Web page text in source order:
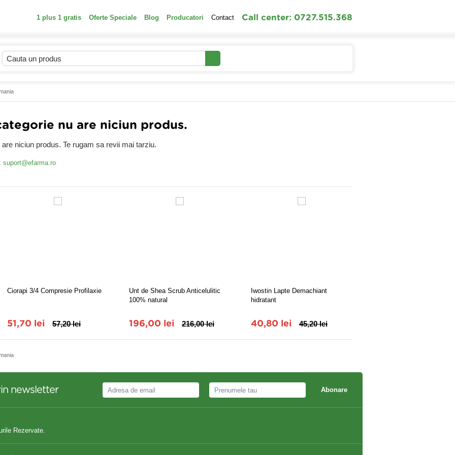
1 plus 1 gratis Oferte Speciale Blog Producatori Contact Call center: 0727.515.368
nu are niciun produs.
niciun produs. Te rugam sa revii mai tarziu.
suport@efarma.ro
Ciorapi 3/4 Compresie Profilaxie
51,70 lei 57,20 lei
Unt de Shea Scrub Anticelulitic
100% natural
196,00 lei 216,00 lei
Iwostin Lapte Demachiant
hidratant
40,80 lei 45,20 lei
newsletter Abonare
Rezervate.